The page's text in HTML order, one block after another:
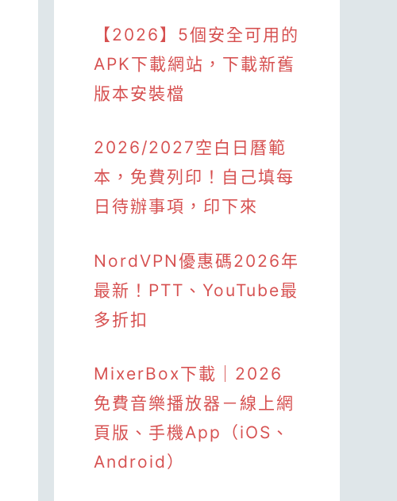
【2026】5個安全可用的
APK下載網站，下載新舊
版本安裝檔
2026/2027空白日曆範
本，免費列印！自己填每
日待辦事項，印下來
NordVPN優惠碼2026年
最新！PTT、YouTube最
多折扣
MixerBox下載｜2026
免費音樂播放器－線上網
頁版、手機App（iOS、
Android）